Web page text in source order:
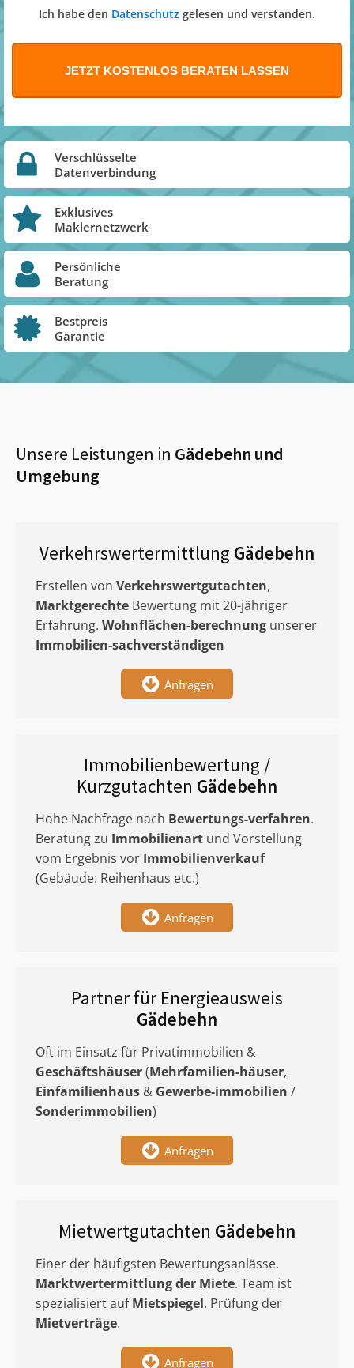
Ich habe den Datenschutz gelesen und verstanden.
Verschlüsselte
Datenverbindung
Exklusives
Maklernetzwerk
Persönliche
Beratung
Bestpreis
Garantie
Unsere Leistungen in Gädebehn und
Umgebung
Verkehrswertermittlung Gädebehn
Erstellen von Verkehrswertgutachten,
Marktgerechte Bewertung mit 20-jähriger
Erfahrung. Wohnflächen-berechnung unserer
Immobilien-sachverständigen
Anfragen
Immobilienbewertung /
Kurzgutachten Gädebehn
Hohe Nachfrage nach Bewertungs-verfahren.
Beratung zu Immobilienart und Vorstellung
vom Ergebnis vor Immobilienverkauf
(Gebäude: Reihenhaus etc.)
Anfragen
Partner für Energieausweis
Gädebehn
Oft im Einsatz für Privatimmobilien &
Geschäftshäuser(Mehrfamilien-häuser,
Einfamilienhaus & Gewerbe-immobilien /
Sonderimmobilien)
Anfragen
Mietwertgutachten Gädebehn
Einer der häufigsten Bewertungsanlässe.
Marktwertermittlungder Miete. Team ist
spezialisiert aufMietspiegel. Prüfung der
Mietverträge.
Anfragen